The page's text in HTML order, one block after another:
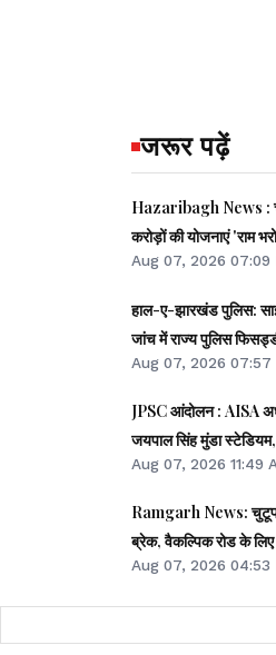
जरूर पढ़ें
Hazaribagh News :
करोड़ों की योजनाएं 'राम
मनमानी- मुकुंद साव
Aug 07, 2026 07:09
हाल-ए-झारखंड पुलिस: साइबर क्राइम के मामलों की
जांच में राज्य पुलिस
पायदान पर
Aug 07, 2026 07:57
JPSC आंदोलन : AISA अध्यक्ष नेहा बोरा पहुंचीं
जयपाल सिंह मुंडा स्टेडियम,
शामिल
Aug 07, 2026 11:49
Ramgarh News:
ब्रेक, वैकल्पिक रोड के
Aug 07, 2026 04:53